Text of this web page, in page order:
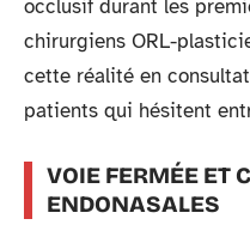
occlusif durant les
chirurgiens ORL-
cette réalité en
patients qui hésitent
VOIE FERMÉE ET
ENDONASALES